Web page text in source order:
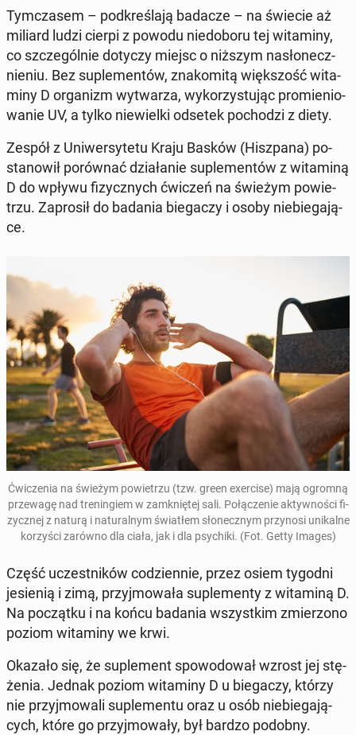
Tym­cza­sem – pod­kre­śla­ją badacze – na świecie aż
miliard ludzi cierpi z powodu nie­do­bo­ru tej wi­ta­mi­ny,
co szcze­gól­nie dotyczy miejsc o niższym na­sło­necz­
nie­niu. Bez su­ple­men­tów, zna­ko­mi­tą więk­szość wi­ta­
mi­ny D or­ga­nizm wy­twa­rza, wy­ko­rzy­stu­jąc pro­mie­nio­
wa­nie UV, a tylko nie­wiel­ki odsetek po­cho­dzi z diety.
Zespół z Uni­wer­sy­te­tu Kraju Basków (Hisz­pa­na) po­
sta­no­wił po­rów­nać dzia­ła­nie su­ple­men­tów z wi­ta­mi­ną
D do wpływu fi­zycz­nych ćwiczeń na świeżym po­wie­
trzu. Za­pro­sił do badania bie­ga­czy i osoby nie­bie­ga­ją­
ce.
Ćwi­cze­nia na świeżym po­wie­trzu (tzw. green exer­ci­se) mają ogromną
prze­wa­gę nad tre­nin­giem w za­mknię­tej sali. Po­łą­cze­nie ak­tyw­no­ści fi­
zycz­nej z naturą i na­tu­ral­nym świa­tłem sło­necz­nym przy­no­si uni­kal­ne
ko­rzy­ści zarówno dla ciała, jak i dla psy­chi­ki. (Fot. Getty Images)
Część uczest­ni­ków co­dzien­nie, przez osiem tygodni
je­sie­nią i zimą, przyj­mo­wa­ła su­ple­men­ty z wi­ta­mi­ną D.
Na po­cząt­ku i na końcu badania wszyst­kim zmie­rzo­no
poziom wi­ta­mi­ny we krwi.
Okazało się, że su­ple­ment spo­wo­do­wał wzrost jej stę­
że­nia. Jednak poziom wi­ta­mi­ny D u bie­ga­czy, którzy
nie przyj­mo­wa­li su­ple­men­tu oraz u osób nie­bie­ga­ją­
cych, które go przyj­mo­wa­ły, był bardzo podobny.